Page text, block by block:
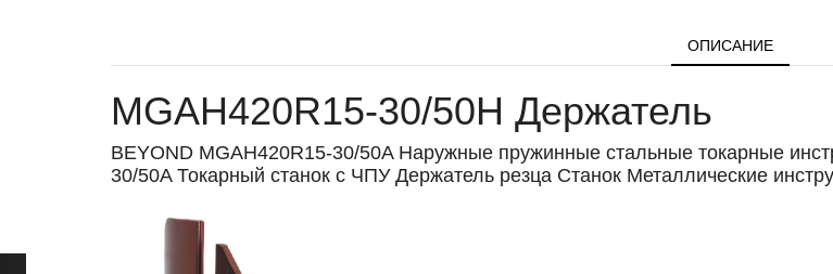
ОПИСАНИЕ
MGAH420R15-30/50H Держатель
BEYOND MGAH420R15-30/50A Наружные пружинные стальные токарные
30/50A Токарный станок с ЧПУ Держатель резца Станок Металлические